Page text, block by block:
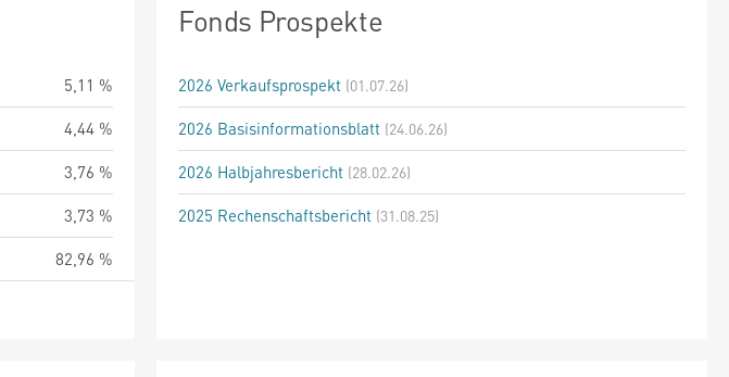
5,11 %
4,44 %
3,76 %
3,73 %
82,96 %
Fonds Prospekte
2026 Verkaufsprospekt (01.07.26)
2026 Basisinformationsblatt (24.06.26)
2026 Halbjahresbericht (28.02.26)
2025 Rechenschaftsbericht (31.08.25)